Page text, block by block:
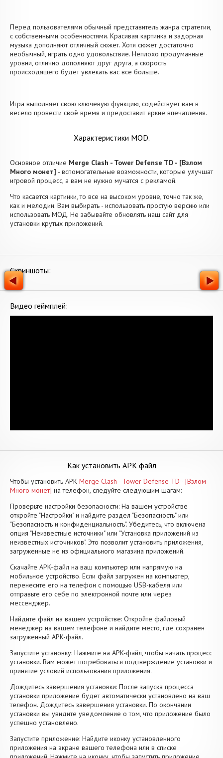
Перед пользователями обычный представитель жанра стратегии,
с собственными особенностями. Красивая картинка и задорная
музыка дополняют отличный сюжет. Хотя сюжет достаточно
необычный, играть одно удовольствие. Неплохо продуманные
уровни, отлично дополняют друг друга, а скорость
происходящего будет увлекать вас все больше.
Игра выполняет свою ключевую функцию, содействует вам в
весело провести своё время и предоставит яркие впечатления.
Характеристики MOD.
Основное отличие Merge Clash - Tower Defense TD - [Взлом
Много монет] - вспомогательные возможности, которые улучшат
игровой процесс, а вам не нужно мучатся с рекламой.
Что касается картинки, то все на высоком уровне, точно так же,
как и мелодии. Вам выбирать - использовать простую версию или
использовать МОД. Не забывайте обновлять наш сайт для
установки крутых приложений.
Скриншоты:
Видео геймплей:
Как установить APK файл
Чтобы установить APK Merge Clash - Tower Defense TD - [Взлом
Много монет] на телефон, следуйте следующим шагам:
Проверьте настройки безопасности: На вашем устройстве
откройте "Настройки" и найдите раздел "Безопасность" или
"Безопасность и конфиденциальность". Убедитесь, что включена
опция "Неизвестные источники" или "Установка приложений из
неизвестных источников". Это позволит установить приложения,
загруженные не из официального магазина приложений.
Скачайте APK-файл на ваш компьютер или напрямую на
мобильное устройство. Если файл загружен на компьютер,
перенесите его на телефон с помощью USB-кабеля или
отправьте его себе по электронной почте или через
мессенджер.
Найдите файл на вашем устройстве: Откройте файловый
менеджер на вашем телефоне и найдите место, где сохранен
загруженный APK-файл.
Запустите установку: Нажмите на APK-файл, чтобы начать процесс
установки. Вам может потребоваться подтверждение установки и
принятие условий использования приложения.
Дождитесь завершения установки: После запуска процесса
установки приложение будет автоматически установлено на ваш
телефон. Дождитесь завершения установки. По окончании
установки вы увидите уведомление о том, что приложение было
успешно установлено.
Запустите приложение: Найдите иконку установленного
приложения на экране вашего телефона или в списке